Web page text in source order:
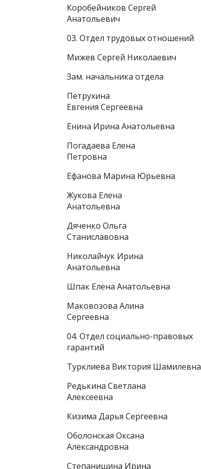
Коробейников Сергей
Анатольевич
03. Отдел трудовых отношений
Мижев Сергей Николаевич
Зам. начальника отдела
Петрухина
Евгения Сергеевна
Енина Ирина Анатольевна
Погадаева Елена
Петровна
Ефанова Марина Юрьевна
Жукова Елена
Анатольевна
Дяченко Ольга
Станиславовна
Николайчук Ирина
Анатольевна
Шпак Елена Анатольевна
Маковозова Алина
Сергеевна
04. Отдел социально-правовых
гарантий
Турклиева Виктория Шамилевна
Редькина Светлана
Алексеевна
Кизима Дарья Сергеевна
Оболонская Оксана
Александровна
Степанишина Ирина